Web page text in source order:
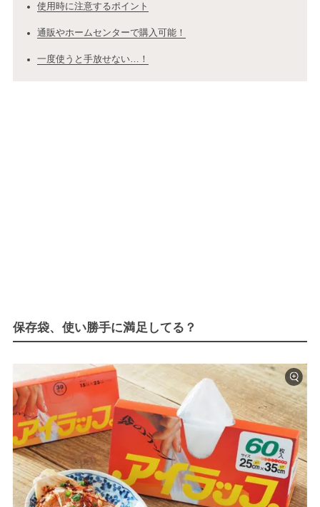
使用時に注意するポイント
通販やホームセンターで購入可能！
一度使うと手放せない…！
保存袋、使い勝手に満足してる？